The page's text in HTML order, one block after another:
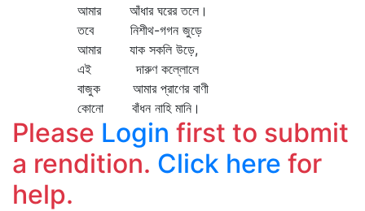
আমার আঁধার ঘরের তলে।
তবে নিশীথ-গগন জুড়ে
আমার যাক সকলি উড়ে,
এই দারুণ কল্লোলে
বাজুক আমার প্রাণের বাণী
কোনো বাঁধন নাহি মানি।
Please Login first to submit
a rendition. Click here for
help.